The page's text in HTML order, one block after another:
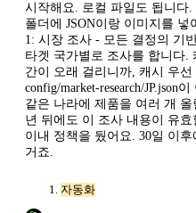
시작해요. 로컬 파일도 됩니다
폴더에 JSON이랑 이미지를 넣
1: 시장 조사 - 모든 결정의 기
타겟 국가별로 조사를 합니다.
간이 오래 걸리니까, 캐시 우
config/market-research/JP.json
같은 나라에 제품을 여러 개
년 뒤에도 이 조사 내용이 유
이내 정책을 뒀어요. 30일 이
거죠.
자동화